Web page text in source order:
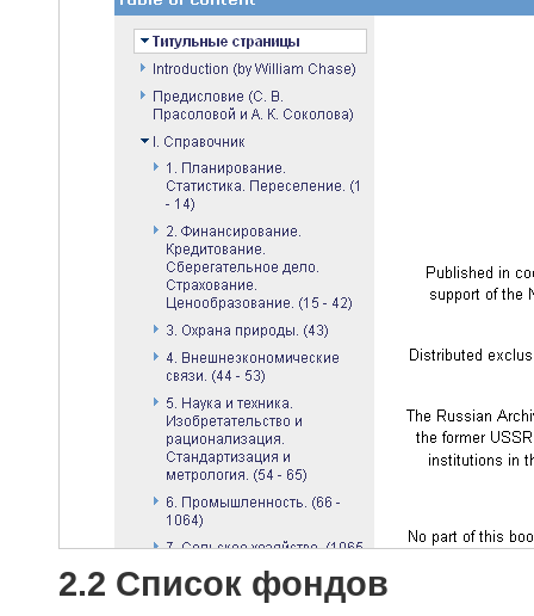
2.2 Список фондов